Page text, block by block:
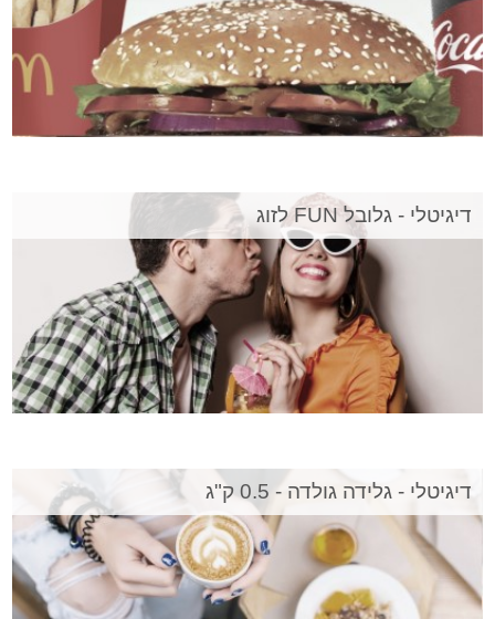
דיגיטלי - גלובל FUN לזוג
דיגיטלי - גלידה גולדה - 0.5 ק"ג